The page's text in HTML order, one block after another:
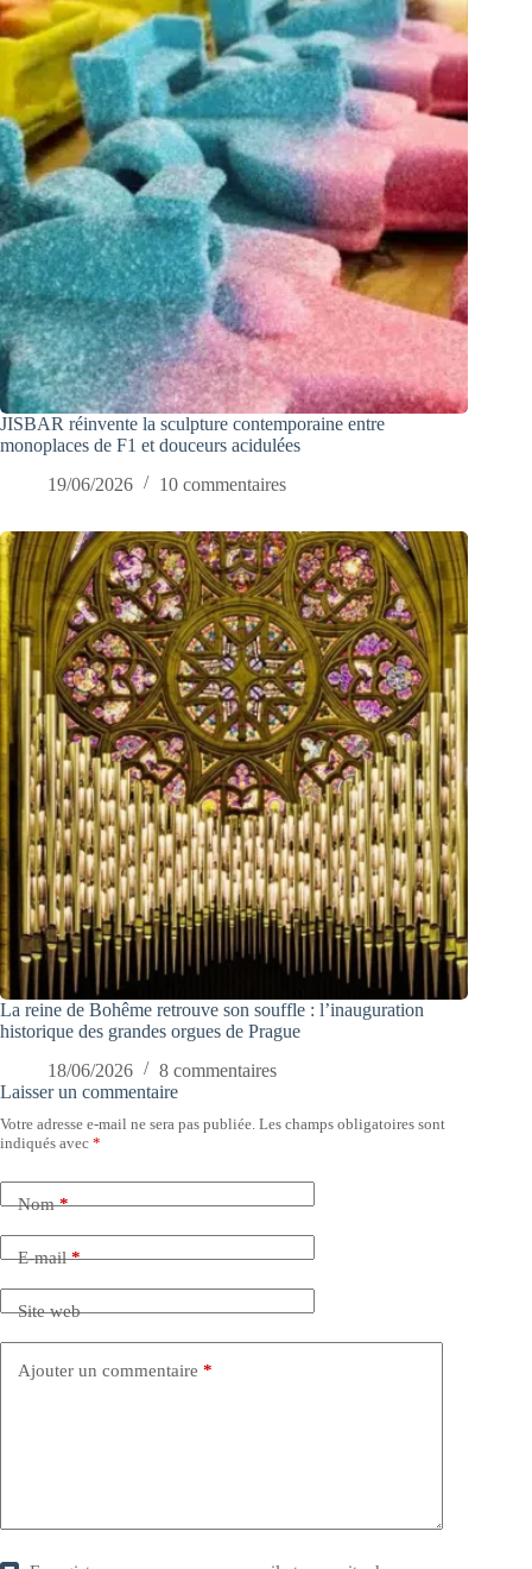
JISBAR réinvente la sculpture contemporaine entre
monoplaces de F1 et douceurs acidulées
19/06/2026
10 commentaires
La reine de Bohême retrouve son souffle : l’inauguration
historique des grandes orgues de Prague
18/06/2026
8 commentaires
Laisser un commentaire
Votre adresse e-mail ne sera pas publiée. Les champs obligatoires sont
indiqués avec *
Nom*
E-mail*
Site web
Ajouter un commentaire *